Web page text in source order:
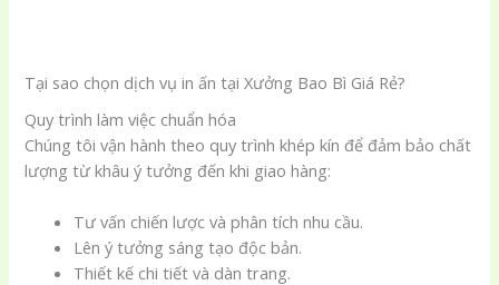
Tại sao chọn dịch vụ in ấn tại Xưởng Bao Bì Giá Rẻ?
Quy trình làm việc chuẩn hóa
Chúng tôi vận hành theo quy trình khép kín để đảm bảo chất
lượng từ khâu ý tưởng đến khi giao hàng:
Tư vấn chiến lược và phân tích nhu cầu.
Lên ý tưởng sáng tạo độc bản.
Thiết kế chi tiết và dàn trang.